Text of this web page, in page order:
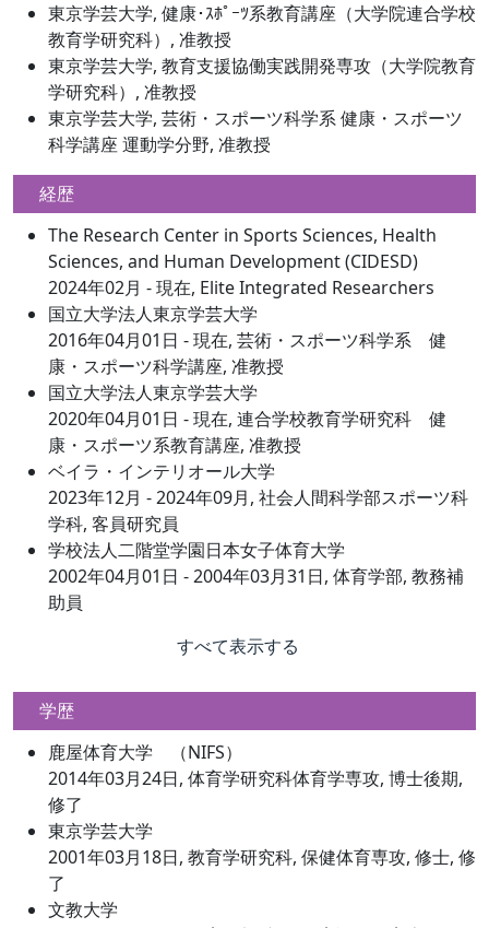
東京学芸大学, 健康･ｽﾎﾟｰﾂ系教育講座（大学院連合学校
教育学研究科）, 准教授
東京学芸大学, 教育支援協働実践開発専攻（大学院教育
学研究科）, 准教授
東京学芸大学, 芸術・スポーツ科学系 健康・スポーツ
科学講座 運動学分野, 准教授
経歴
The Research Center in Sports Sciences, Health
Sciences, and Human Development (CIDESD)
2024年02月 - 現在, Elite Integrated Researchers
国立大学法人東京学芸大学
2016年04月01日 - 現在, 芸術・スポーツ科学系 健
康・スポーツ科学講座, 准教授
国立大学法人東京学芸大学
2020年04月01日 - 現在, 連合学校教育学研究科 健
康・スポーツ系教育講座, 准教授
ベイラ・インテリオール大学
2023年12月 - 2024年09月, 社会人間科学部スポーツ科
学科, 客員研究員
学校法人二階堂学園日本女子体育大学
2002年04月01日 - 2004年03月31日, 体育学部, 教務補
助員
すべて表示する
学歴
鹿屋体育大学 （NIFS）
2014年03月24日, 体育学研究科体育学専攻, 博士後期,
修了
東京学芸大学
2001年03月18日, 教育学研究科, 保健体育専攻, 修士, 修
了
文教大学